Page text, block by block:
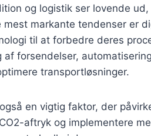
og logistik ser lovende
mest markante tendenser er
til at forbedre deres
af forsendelser,
transportløsninger.
en vigtig faktor, der
aftryk og implementere